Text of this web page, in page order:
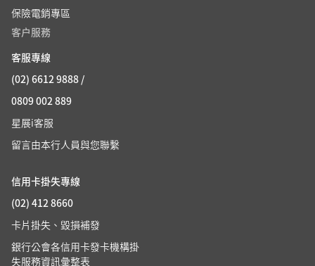
保險電銷專區
客户服務
客服專線
(02) 6612 9888 /
0809 002 889
星展i客服
留言由本行人員與您聯繫
信用卡掛失專線
(02) 412 8660
卡片掛失、毀損補發
銀行公會各信用卡發卡機構掛
失服務資訊彙整表